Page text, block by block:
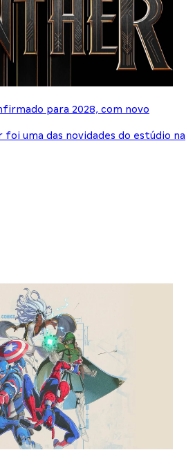
para 2028, com novo
foi uma das novidades do estúdio na